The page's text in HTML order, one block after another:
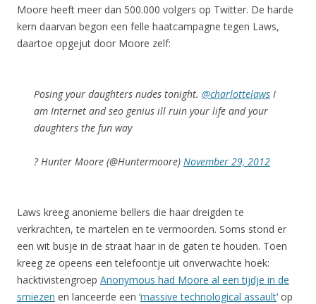
Moore heeft meer dan 500.000 volgers op Twitter. De harde
kern daarvan begon een felle haatcampagne tegen Laws,
daartoe opgejut door Moore zelf:
Posing your daughters nudes tonight. @charlottelaws I
am Internet and seo genius ill ruin your life and your
daughters the fun way
? Hunter Moore (@Huntermoore) November 29, 2012
Laws kreeg anonieme bellers die haar dreigden te
verkrachten, te martelen en te vermoorden. Soms stond er
een wit busje in de straat haar in de gaten te houden. Toen
kreeg ze opeens een telefoontje uit onverwachte hoek:
hacktivistengroep Anonymous had Moore al een tijdje in de
smiezen en lanceerde een ‘massive technological assault‘ op